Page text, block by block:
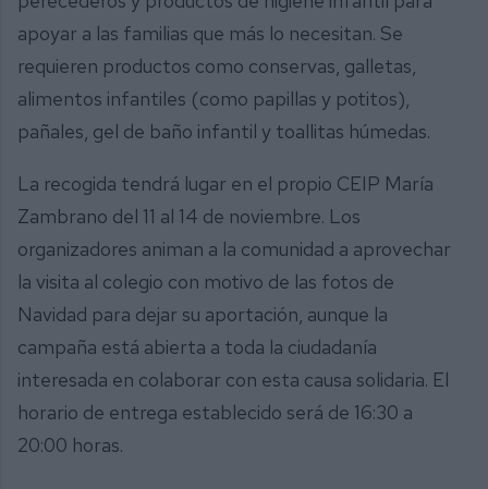
apoyar a las familias que más lo necesitan. Se
requieren productos como conservas, galletas,
alimentos infantiles (como papillas y potitos),
pañales, gel de baño infantil y toallitas húmedas.
La recogida tendrá lugar en el propio CEIP María
Zambrano del 11 al 14 de noviembre. Los
organizadores animan a la comunidad a aprovechar
la visita al colegio con motivo de las fotos de
Navidad para dejar su aportación, aunque la
campaña está abierta a toda la ciudadanía
interesada en colaborar con esta causa solidaria. El
horario de entrega establecido será de 16:30 a
20:00 horas.